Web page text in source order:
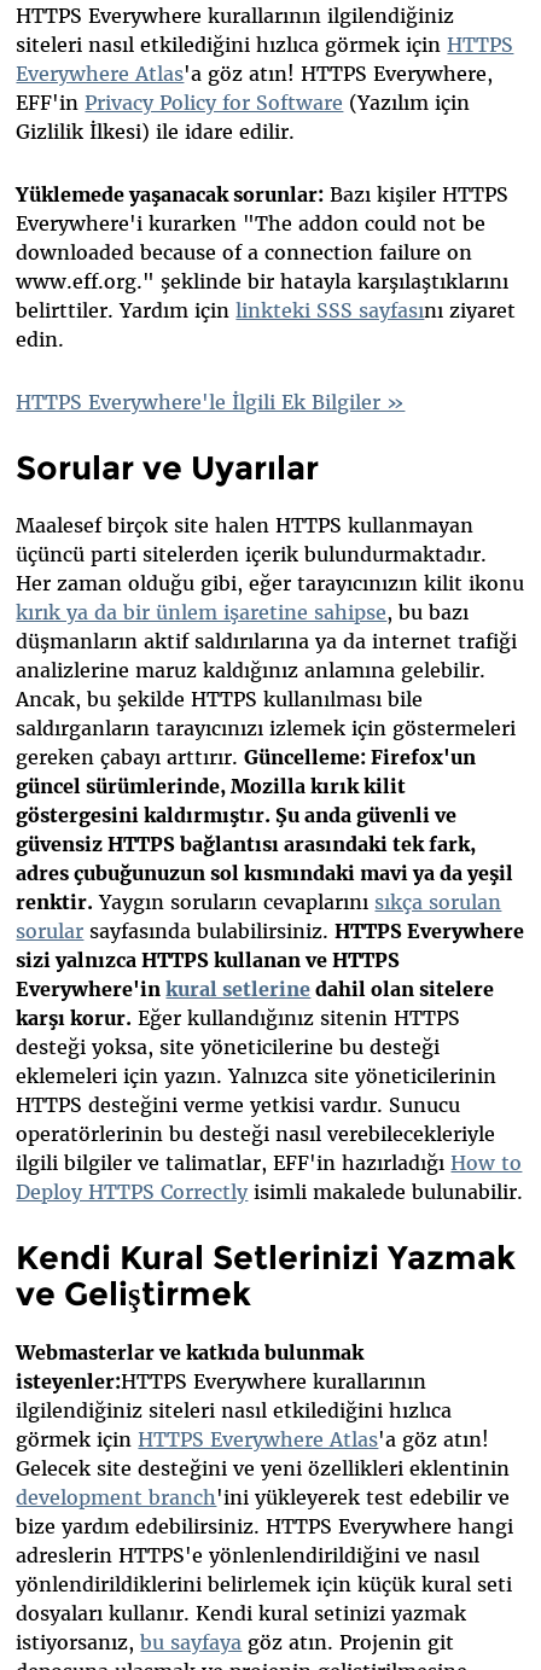
HTTPS Everywhere kurallarının ilgilendiğiniz
siteleri nasıl etkilediğini hızlıca görmek içinHTTPS
Everywhere Atlas'a göz atın! HTTPS Everywhere,
EFF'inPrivacy Policy for Software (Yazılım için
Gizlilik İlkesi) ile idare edilir.
Yüklemede yaşanacak sorunlar: Bazı kişiler HTTPS
Everywhere'i kurarken "The addon could not be
downloaded because of a connection failure on
www.eff.org." şeklinde bir hatayla karşılaştıklarını
belirttiler. Yardım içinlinkteki SSS sayfasını ziyaret
edin.
HTTPS Everywhere'le İlgili Ek Bilgiler »
Sorular ve Uyarılar
Maalesef birçok site halen HTTPS kullanmayan
üçüncü parti sitelerden içerik bulundurmaktadır.
Her zaman olduğu gibi, eğer tarayıcınızın kilit ikonu
kırık ya da bir ünlem işaretine sahipse, bu bazı
düşmanların aktif saldırılarına ya da internet trafiği
analizlerine maruz kaldığınız anlamına gelebilir.
Ancak, bu şekilde HTTPS kullanılması bile
saldırganların tarayıcınızı izlemek için göstermeleri
gereken çabayı arttırır.Güncelleme: Firefox'un
güncel sürümlerinde, Mozilla kırık kilit
göstergesini kaldırmıştır. Şu anda güvenli ve
güvensiz HTTPS bağlantısı arasındaki tek fark,
adres çubuğunuzun sol kısmındaki mavi ya da yeşil
renktir. Yaygın soruların cevaplarını sıkça sorulan
sorular sayfasında bulabilirsiniz.HTTPS Everywhere
sizi yalnızca HTTPS kullanan ve HTTPS
Everywhere'inkural setlerine dahil olan sitelere
karşı korur. Eğer kullandığınız sitenin HTTPS
desteği yoksa, site yöneticilerine bu desteği
eklemeleri için yazın. Yalnızca site yöneticilerinin
HTTPS desteğini verme yetkisi vardır. Sunucu
operatörlerinin bu desteği nasıl verebilecekleriyle
ilgili bilgiler ve talimatlar, EFF'in hazırladığıHow to
Deploy HTTPS Correctlyisimli makalede bulunabilir.
Kendi Kural Setlerinizi Yazmak
ve Geliştirmek
Webmasterlar ve katkıda bulunmak
isteyenler:HTTPS Everywhere kurallarının
ilgilendiğiniz siteleri nasıl etkilediğini hızlıca
görmek içinHTTPS Everywhere Atlas'a göz atın!
Gelecek site desteğini ve yeni özellikleri eklentinin
development branch'ini yükleyerek test edebilir ve
bize yardım edebilirsiniz. HTTPS Everywhere hangi
adreslerin HTTPS'e yönlenlendirildiğini ve nasıl
yönlendirildiklerini belirlemek için küçük kural seti
dosyaları kullanır. Kendi kural setinizi yazmak
istiyorsanız,bu sayfaya göz atın. Projenin git